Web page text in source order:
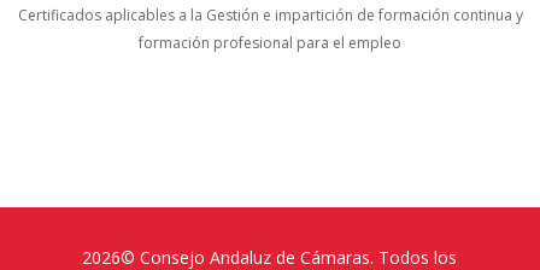
Certificados aplicables a la Gestión e impartición de formación continua y
formación profesional para el empleo
2026© Consejo Andaluz de Cámaras. Todos los